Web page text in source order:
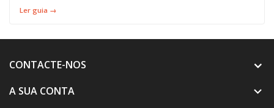
Ler guia →
CONTACTE-NOS
A SUA CONTA
